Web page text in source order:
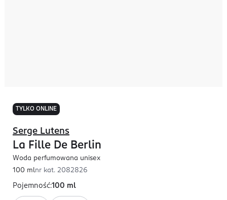
TYLKO ONLINE
Serge Lutens
La Fille De Berlin
Woda perfumowana unisex
100 mlnr kat. 2082826
Pojemność:100 ml